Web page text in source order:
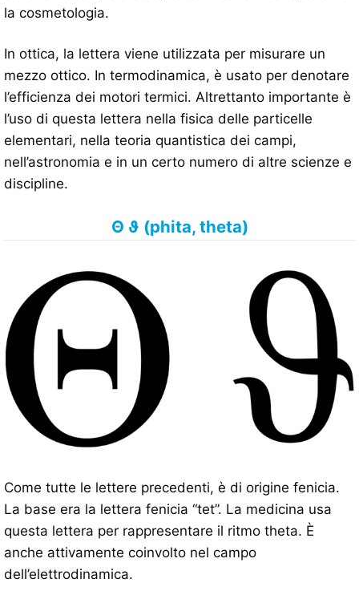
la cosmetologia.
In ottica, la lettera viene utilizzata per misurare un
mezzo ottico. In termodinamica, è usato per denotare
l’efficienza dei motori termici. Altrettanto importante è
l’uso di questa lettera nella fisica delle particelle
elementari, nella teoria quantistica dei campi,
nell’astronomia e in un certo numero di altre scienze e
discipline.
Θ ϑ (phita, theta)
Come tutte le lettere precedenti, è di origine fenicia.
La base era la lettera fenicia “tet”. La medicina usa
questa lettera per rappresentare il ritmo theta. È
anche attivamente coinvolto nel campo
dell’elettrodinamica.